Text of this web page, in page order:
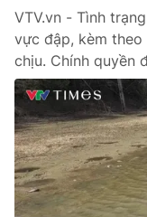
Emagazine
Photo
Video
VTV Money
VTV.vn - Tình
vực đập, kèm
chịu. Chính quyền